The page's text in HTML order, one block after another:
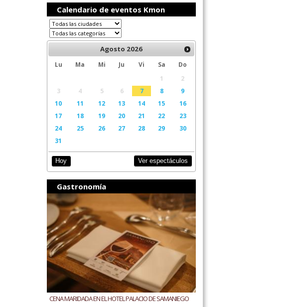
Calendario de eventos Kmon
Agosto 2026
Lu Ma Mi Ju Vi Sa
Do
1
2
3
4 5 6 7 8
9
10
11 12 13 14 15
16
17
18 19 20 21 22
23
24
25 26 27 28 29
30
31
Hoy Ver espectáculos
Gastronomía
CENA MARIDADA EN EL HOTEL PALACIO DE SAMANIEGO